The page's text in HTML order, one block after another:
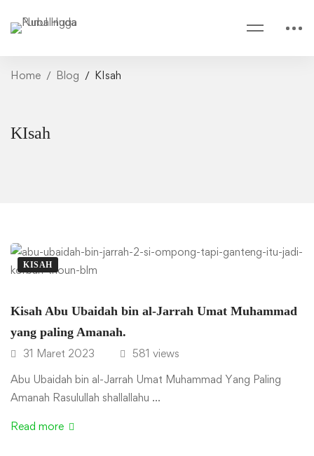
Home Blog KIsah
KIsah
KISAH
Kisah Abu Ubaidah bin al-Jarrah Umat Muhammad
yang paling Amanah.
31 Maret 2023
581 views
Abu Ubaidah bin al-Jarrah Umat Muhammad Yang Paling
Amanah Rasulullah shallallahu …
Read more